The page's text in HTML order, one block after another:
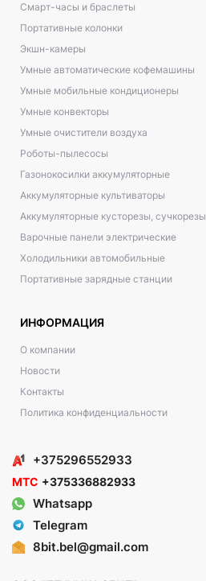
Смарт-часы и браслеты
Портативные колонки
Экшн-камеры
Умные автоматические кофемашины
Умные мобильные кондиционеры
Умные конвекторы
Умные очистители воздуха
Роботы-пылесосы
Газонокосилки аккумуляторные
Аккумуляторные культиваторы
Аккумуляторные кусторезы, сучкорезы
Варочные панели электрические
Холодильники автомобильные
Портативные зарядные станции
ИНФОРМАЦИЯ
О компании
Новости
Контакты
Политика конфиденциальности
+375296552933
МТС +375336882933
Whatsapp
Telegram
8bit.bel@gmail.com